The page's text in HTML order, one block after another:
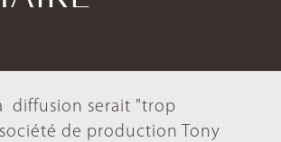
diffusion serait "trop
de production Tony